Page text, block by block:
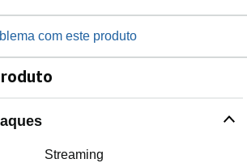
com este produto
Streaming